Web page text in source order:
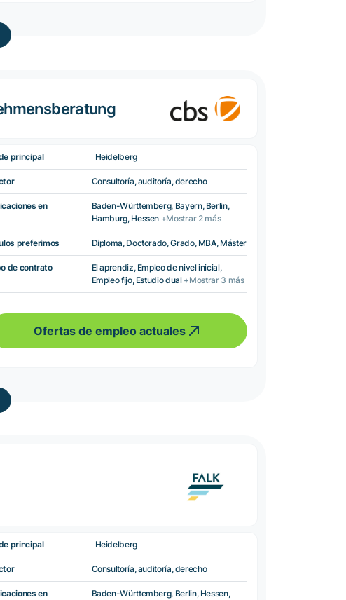
principal Heidelberg
Consultoría, auditoría, derecho
en
Baden-Württemberg, Bayern, Berlin,
Hamburg, Hessen +Mostrar 2 más
preferimos Diploma, Doctorado, Grado, MBA, Máster
de contrato
El aprendiz, Empleo de nivel inicial,
Empleo fijo, Estudio dual +Mostrar 3 más
Ofertas de empleo actuales
principal Heidelberg
Consultoría, auditoría, derecho
en
Baden-Württemberg, Berlin, Hessen,